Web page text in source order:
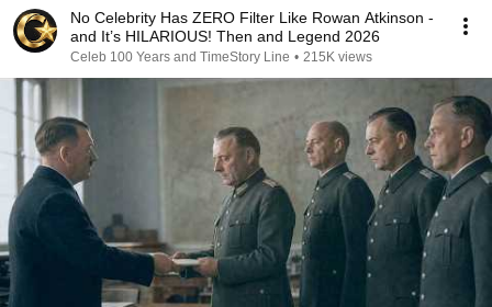
No Celebrity Has ZERO Filter Like Rowan Atkinson -
and It’s HILARIOUS! Then and Legend 2026
Celeb 100 Years and TimeStory Line • 215K views